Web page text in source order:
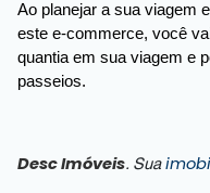
Ao planejar a sua viagem
este e-commerce, você
quantia em sua viagem e
passeios.
Desc Imóveis. Sua